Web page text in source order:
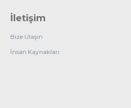
İletişim
Bize Ulaşın
İnsan Kaynakları